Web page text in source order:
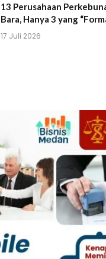
13 Perusahaan
Bara, Hanya 3 yang
17 Juli 2026